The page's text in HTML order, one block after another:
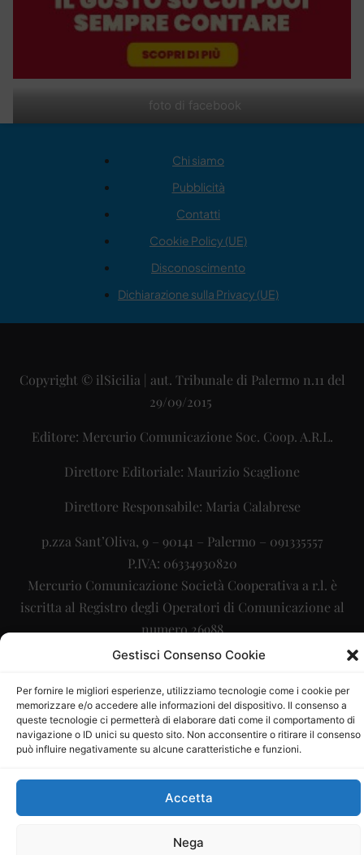
Gestisci Consenso Cookie
Per fornire le migliori esperienze, utilizziamo tecnologie come i cookie per
memorizzare e/o accedere alle informazioni del dispositivo. Il consenso a
queste tecnologie ci permetterà di elaborare dati come il comportamento di
navigazione o ID unici su questo sito. Non acconsentire o ritirare il consenso
può influire negativamente su alcune caratteristiche e funzioni.
Accetta
Nega
foto di facebook
Chi siamo
Pubblicità
Contatti
Cookie Policy (UE)
Disconoscimento
Dichiarazione sulla Privacy (UE)
Copyright © ilSicilia | aut. Tribunale di Palermo n.11 del
29/09/2015
Editore: Mercurio Comunicazione Soc. Coop. A.R.L.
Direttore Editoriale: Maurizio Scaglione
Direttore Responsabile: Maria Calabrese
p.zza Sant’Oliva, 9 – 90141 – Palermo – 091335557
P.IVA: 06334930820
Mercurio Comunicazione Società Cooperativa a r.l. è
iscritta al Registro degli Operatori di Comunicazione al
numero 26988
Sito gestito daLa Digitale srl– info@ladigitale.it